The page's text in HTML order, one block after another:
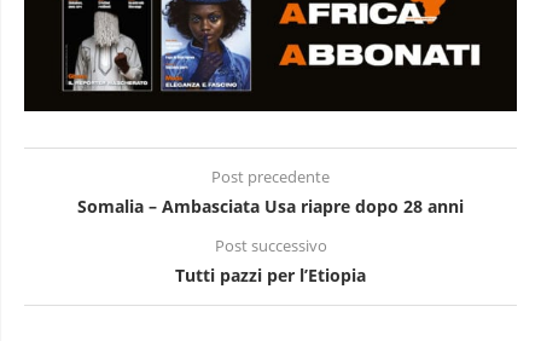
Post precedente
Somalia – Ambasciata Usa riapre dopo 28 anni
Post successivo
Tutti pazzi per l’Etiopia